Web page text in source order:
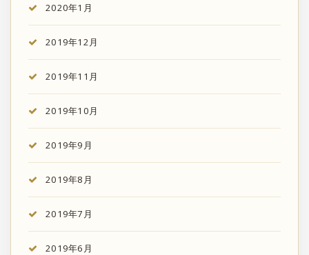
2020年1月
2019年12月
2019年11月
2019年10月
2019年9月
2019年8月
2019年7月
2019年6月